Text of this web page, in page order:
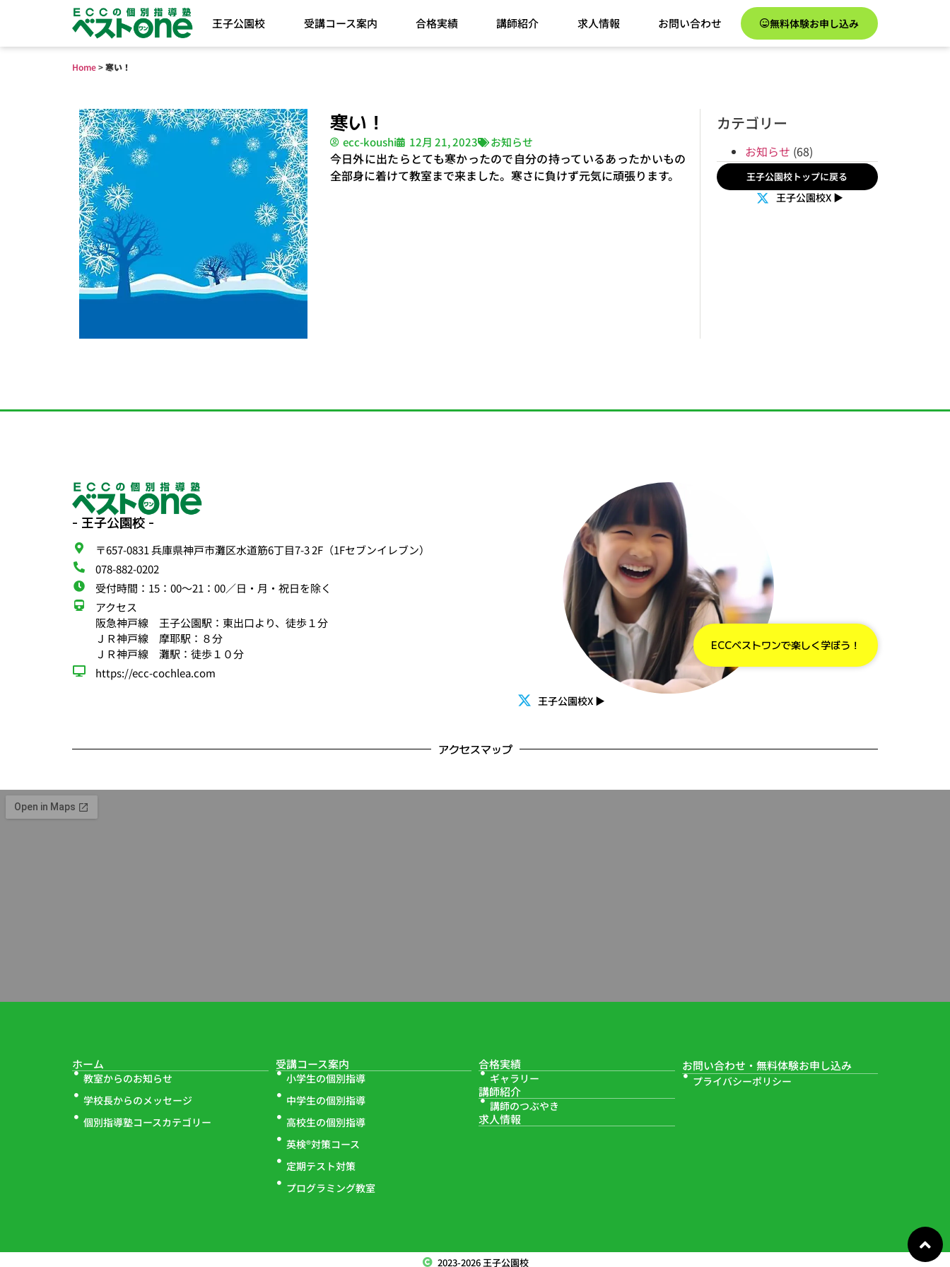
王子公園校 受講コース案内 合格実績 講師紹介 求人情報 お問い合わせ 無料体験お申し込み
Home>寒い！
寒い！
ecc-koushi 12月 21, 2023 お知らせ
今日外に出たらとても寒かったので自分の持っているあったかいもの
全部身に着けて教室まで来ました。寒さに負けず元気に頑張ります。
カテゴリー
お知らせ (68)
王子公園校トップに戻る
王子公園校X ▶
- 王子公園校 -
〒657-0831兵庫県神戸市灘区水道筋6丁目7-3 2F （1Fセブンイレブン）
078-882-0202
受付時間： 15：00〜21：00／日・月・祝日を除く
アクセス
阪急神戸線 王子公園駅：東出口より、徒歩１分
ＪＲ神戸線 摩耶駅：８分
ＪＲ神戸線 灘駅：徒歩１０分
https://ecc-cochlea.com
王子公園校X ▶
ECCベストワンで楽しく学ぼう！
アクセスマップ
ホーム
教室からのお知らせ
学校長からのメッセージ
個別指導塾コースカテゴリー
受講コース案内
小学生の個別指導
中学生の個別指導
高校生の個別指導
英検®対策コース
定期テスト対策
プログラミング教室
合格実績
ギャラリー
講師紹介
講師のつぶやき
求人情報
お問い合わせ・ 無料体験お申し込み
プライバシーポリシー
2023-2026 王子公園校